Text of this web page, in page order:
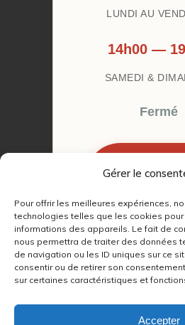
Gérer le
Pour offrir les meilleures expériences,
technologies telles que les cookies
informations des appareils. Le fait de
nous permettra de traiter des données
de navigation ou les ID uniques sur ce
consentir ou de retirer son
sur certaines caractéristiques et
Accepter
LUNDI AU
14h00 —
SAMEDI &
Fermé
RENDEZ-
© 2022 – 2026Autour
RGPD